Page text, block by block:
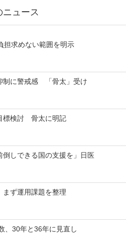
ニュース
担求めない範囲を明示
制に警戒感 「骨太」受け
標検討 骨太に明記
倒しできる国の支援を」日医
まず運用課題を整理
、30年と36年に見直し